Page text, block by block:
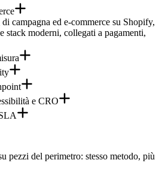
campagna ed e-commerce su Shopify,
stack moderni, collegati a pagamenti,
e CRO
pezzi del perimetro: stesso metodo, più